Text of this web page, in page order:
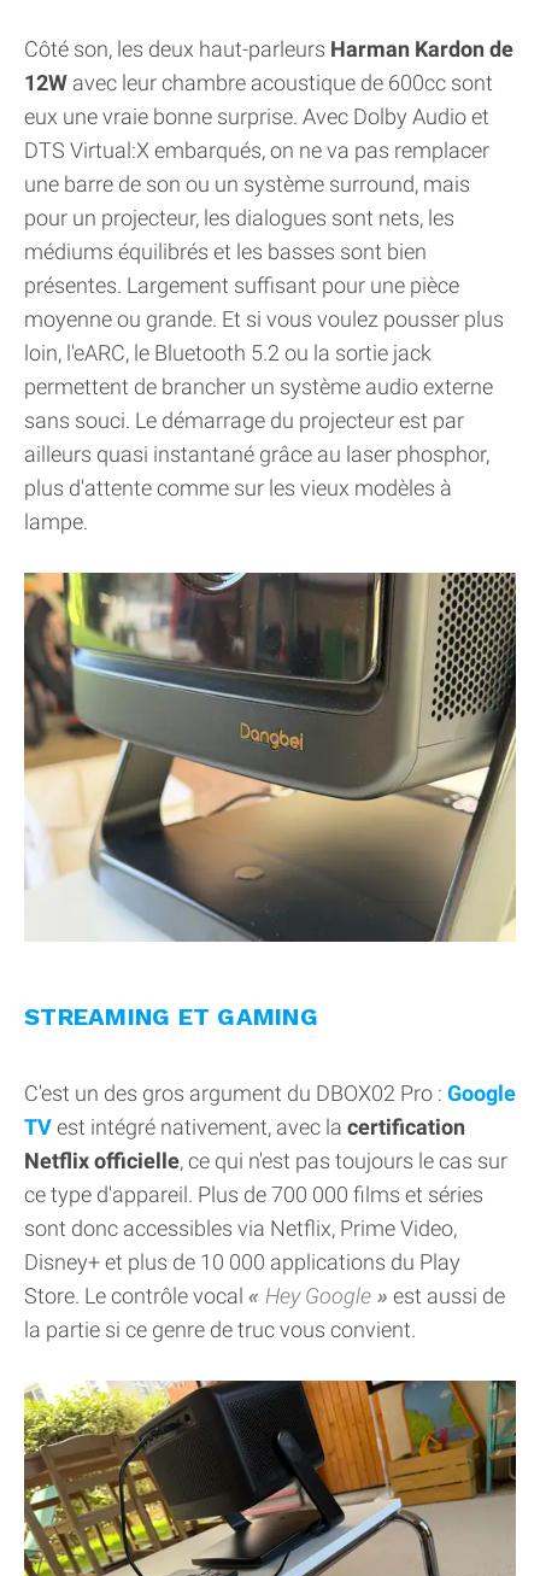
Côté son, les deux haut-parleurs Harman Kardon de
12W avec leur chambre acoustique de 600cc sont
eux une vraie bonne surprise. Avec Dolby Audio et
DTS Virtual:X embarqués, on ne va pas remplacer
une barre de son ou un système surround, mais
pour un projecteur, les dialogues sont nets, les
médiums équilibrés et les basses sont bien
présentes. Largement suffisant pour une pièce
moyenne ou grande. Et si vous voulez pousser plus
loin, l'eARC, le Bluetooth 5.2 ou la sortie jack
permettent de brancher un système audio externe
sans souci. Le démarrage du projecteur est par
ailleurs quasi instantané grâce au laser phosphor,
plus d'attente comme sur les vieux modèles à
lampe.
STREAMING ET GAMING
C'est un des gros argument du DBOX02 Pro : Google
TVest intégré nativement, avec la certification
Netflix officielle, ce qui n'est pas toujours le cas sur
ce type d'appareil. Plus de 700 000 films et séries
sont donc accessibles via Netflix, Prime Video,
Disney+ et plus de 10 000 applications du Play
Store. Le contrôle vocal
Hey Google
est aussi de
la partie si ce genre de truc vous convient.